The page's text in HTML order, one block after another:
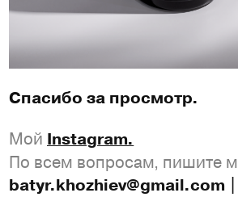
Спасибо за просмотр.
Мой Instagram.
По всем вопросам, пишите
batyr.khozhiev@gmail.com |